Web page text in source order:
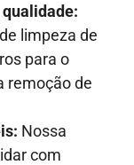
limpeza de
para o
remoção de
Nossa
com